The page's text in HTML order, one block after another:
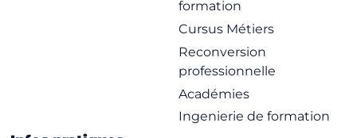
formation
Cursus Métiers
Reconversion
professionnelle
Académies
Ingenierie de formation